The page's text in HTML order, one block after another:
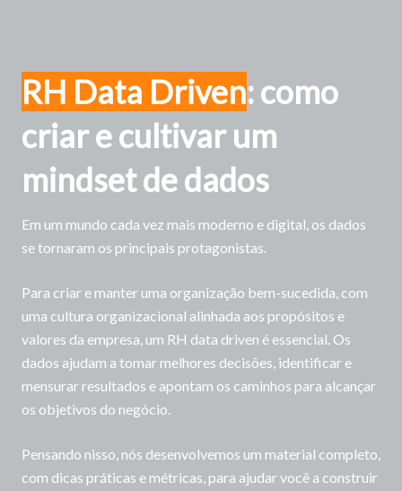
RH Data Driven: como
criar e cultivar um
mindset de dados
Em um mundo cada vez mais moderno e digital, os dados
se tornaram os principais protagonistas.
Para criar e manter uma organização bem-sucedida, com
uma cultura organizacional alinhada aos propósitos e
valores da empresa, um RH data driven é essencial. Os
dados ajudam a tomar melhores decisões, identificar e
mensurar resultados e apontam os caminhos para alcançar
os objetivos do negócio.
Pensando nisso, nós desenvolvemos um material completo,
com dicas práticas e métricas, para ajudar você a construir